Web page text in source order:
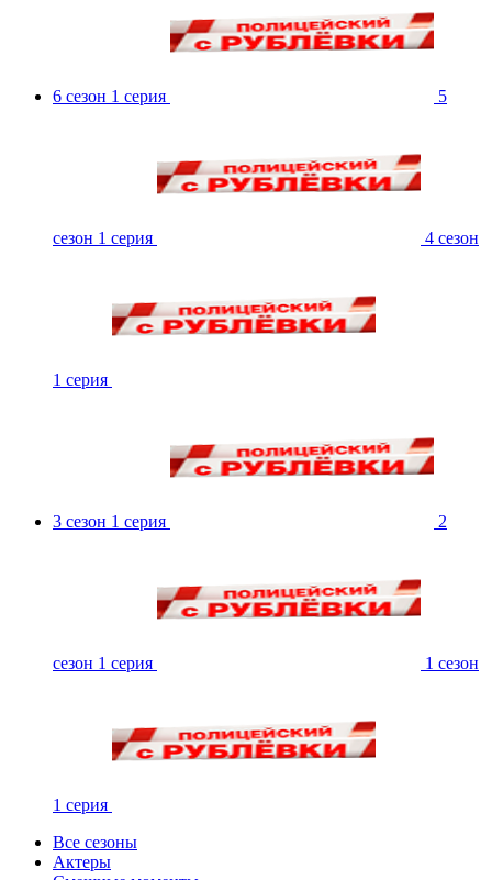
6 сезон 1 серия 5
сезон 1 серия 4 сезон
1 серия
3 сезон 1 серия 2
сезон 1 серия 1 сезон
1 серия
Все сезоны
Актеры